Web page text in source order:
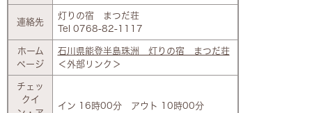
連絡先
灯りの宿 まつだ荘
Tel 0768-82-1117
ホーム
ページ
石川県能登半島珠洲 灯りの宿 まつだ荘
＜外部リンク＞
チェッ
クイ
イン 16時00分 アウト 10時00分